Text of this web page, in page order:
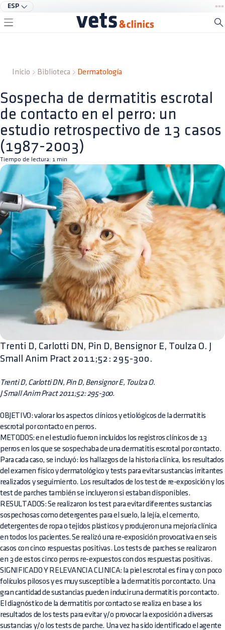
ESP
Inicio Biblioteca Dermatología
Sospecha de dermatitis escrotal
de contacto en el perro: un
estudio retrospectivo de 13 casos
(1987-2003)
Tiempo de lectura: 1 min
Trenti D, Carlotti DN, Pin D, Bensignor E, Toulza O. J
Small Anim Pract 2011;52: 295-300.
Trenti D, Carlotti DN, Pin D, Bensignor E, Toulza O.
J Small Anim Pract 2011;52: 295-300.
OBJETIVO: valorar los aspectos clínicos y etiológicos de la dermatitis
escrotal por contacto en perros.
METODOS: en el estudio fueron incluidos los registros clínicos de 13
perros en los que se sospechaba de una dermatitis escrotal por contacto.
Para cada caso, se incluyó: los hallazgos de la historia clínica, los resultados
del examen físico y dermatológico y tests para evitar sustancias irritantes
realizados y seguimiento. Los resultados de los test de re-exposición y los
test de parches también se incluyeron si estaban disponibles.
RESULTADOS: Se realizaron los test para evitar diferentes sustancias
sospechosas como detergentes para el suelo, la lejía, el cemento,
detergentes de ropa o tejidos plásticos y produjeron una mejoría clínica
en todos los pacientes. Se realizó una re-exposición provocativa en seis
casos con cinco respuestas positivas. Los tests de parches se realizaron
en 3 de estos cinco perros re-expuestos con dos respuestas positivas.
SIGNIFICADO Y RELEVANCIA CLINICA: la piel escrotal es fina y con poco
folículos pilosos y es muy susceptible a la dermatitis por contacto. Una
gran cantidad de sustancias pueden inducir una dermatitis por contacto.
El diagnóstico de la dermatitis por contacto se realiza en base a los
resultados de los tests para evitar y/o provocar la exposición a diversas
sustancias y/o los tests de parche. Una vez ha sido identificado el agente